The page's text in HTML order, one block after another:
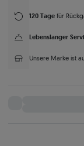
120 Tage für
Lebenslanger
Unsere Marke ist